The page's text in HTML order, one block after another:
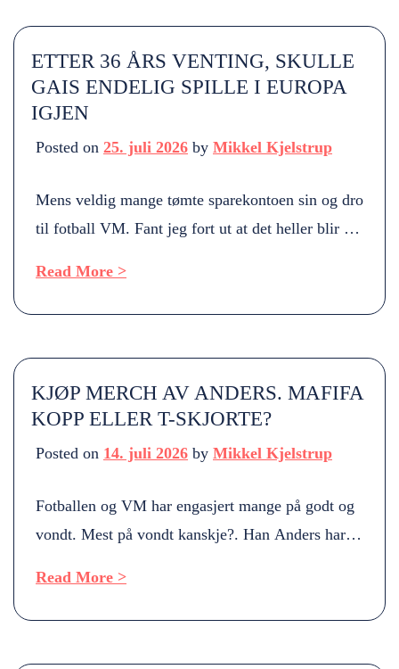
ETTER 36 ÅRS VENTING, SKULLE
GAIS ENDELIG SPILLE I EUROPA
IGJEN
Posted on 25. juli 2026 by Mikkel Kjelstrup
Mens veldig mange tømte sparekontoen sin og dro
til fotball VM. Fant jeg fort ut at det heller blir en
skulle jeg få sett GAIS, da de spilte treningskamp
Read More >
KJØP MERCH AV ANDERS. MAFIFA
KOPP ELLER T-SKJORTE?
Posted on 14. juli 2026 by Mikkel Kjelstrup
Fotballen og VM har engasjert mange på godt og
vondt. Mest på vondt kanskje?. Han Anders har
med samme logo. Viktig at man står opp for dette
Read More >